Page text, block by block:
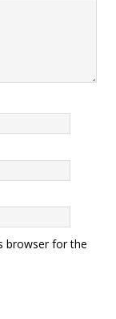
browser for the